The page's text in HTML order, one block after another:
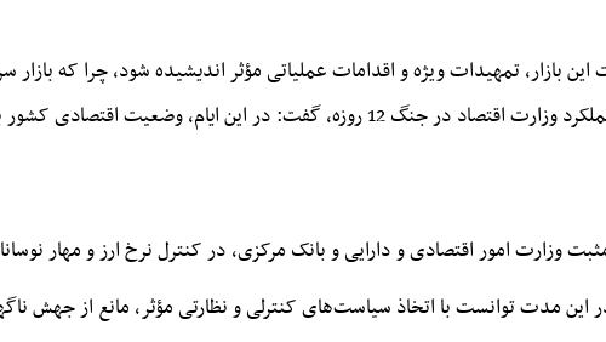
این بازار، تمهیدات ویژه و اقدامات عملیاتی مؤثر اندیشیده شود، چرا که
احمد فاطمی با اشاره به عملکرد وزارت اقتصاد در جنگ 12 روزه،
وزارت امور اقتصادی و دارایی و بانک مرکزی، در کنترل نرخ ارز و مهار
این مدت توانست با اتخاذ سیاست‌های کنترلی و نظارتی مؤثر، مانع از جهش